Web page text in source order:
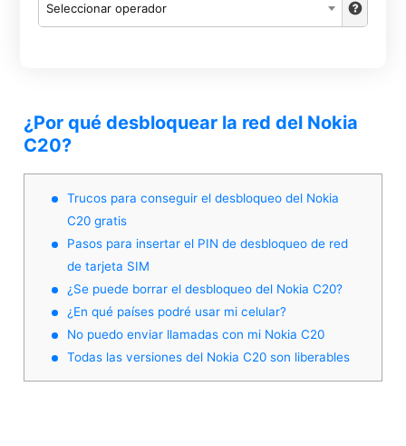
Seleccionar operador
¿Por qué desbloquear la red del Nokia
C20?
Trucos para conseguir el desbloqueo del Nokia
C20 gratis
Pasos para insertar el PIN de desbloqueo de red
de tarjeta SIM
¿Se puede borrar el desbloqueo del Nokia C20?
¿En qué países podré usar mi celular?
No puedo enviar llamadas con mi Nokia C20
Todas las versiones del Nokia C20 son liberables